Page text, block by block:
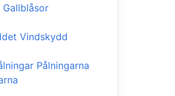
Gallblåsor
Vindskydd
Pålningarna